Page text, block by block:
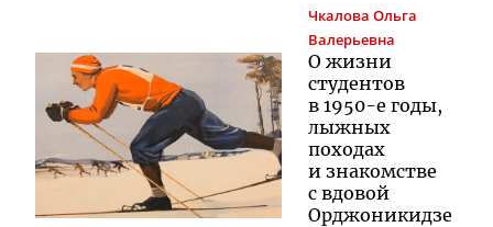
Чкалова Ольга
Валерьевна
О жизни
студентов
в 1950-е годы,
лыжных
походах
и знакомстве
с вдовой
Орджоникидзе